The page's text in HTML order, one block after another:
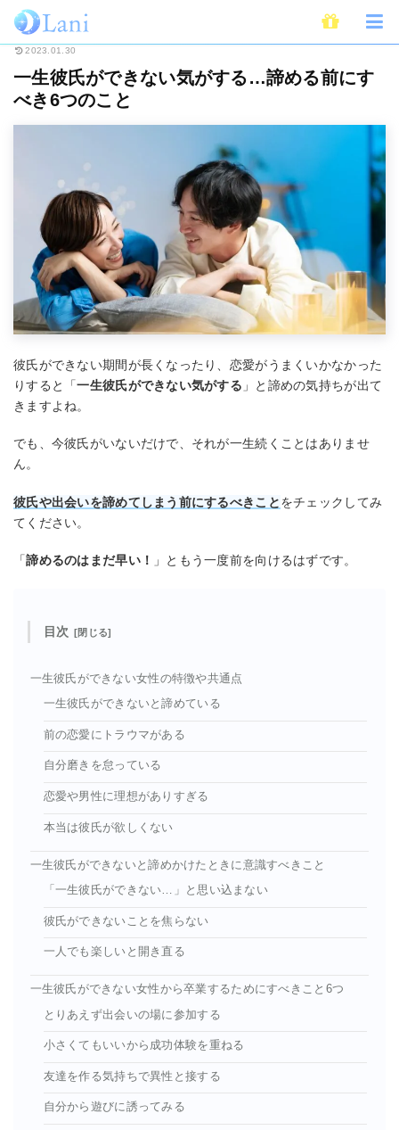
ホーム 恋愛 一生彼氏ができない気がする…諦める前にすべき6つのこと
2023.01.30
一生彼氏ができない気がする…諦める前にす
べき6つのこと
彼氏ができない期間が長くなったり、恋愛がうまくいかなかった
りすると「一生彼氏ができない気がする 」と諦めの気持ちが出て
きますよね。
でも、今彼氏がいないだけで、それが一生続くことはありませ
ん。
彼氏や出会いを諦めてしまう前にするべきことをチェックしてみ
てください。
「諦めるのはまだ早い！ 」ともう一度前を向けるはずです。
目次
一生彼氏ができない女性の特徴や共通点
一生彼氏ができないと諦めている
前の恋愛にトラウマがある
自分磨きを怠っている
恋愛や男性に理想がありすぎる
本当は彼氏が欲しくない
一生彼氏ができないと諦めかけたときに意識すべきこと
「一生彼氏ができない…」と思い込まない
彼氏ができないことを焦らない
一人でも楽しいと開き直る
一生彼氏ができない女性から卒業するためにすべきこと6つ
とりあえず出会いの場に参加する
小さくてもいいから成功体験を重ねる
友達を作る気持ちで異性と接する
自分から遊びに誘ってみる